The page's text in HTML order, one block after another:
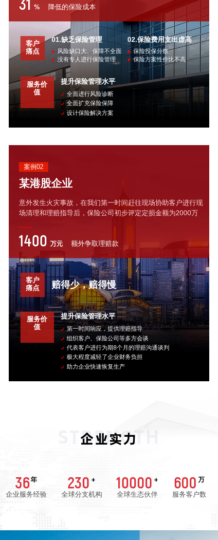
31 % 降低的保险成本
客户
痛点
01.缺乏保险管理
风险缺口大、保障不全面
没有专人进行保险管理
02.保险费用支出虚高
保险投保分散
保险方案性价比不高
服务价
值
提升保险管理水平
全面进行风险诊断
全面扩充保险保障
设计保险解决方案
案例02
某港股企业
意外发生火灾事故，在我们第一时间赶往现场协助客户进行现
场清理和理赔指导后，保险公司初步评定定损金额为2000万
1400 万元 额外争取理赔款
客户
痛点
赔得少，赔得慢
服务价
值
提升保险管理水平
第一时间响应，提供理赔指导
组织客户、保险公司等多方会谈
代表客户进行为期8个月的理赔沟通谈判
极大程度减轻了企业财务负担
助力企业快速恢复生产
STRENGTH
企业实力
36年
企业服务经验
230 +
全球分支机构
10000 +
全球生态伙伴
600 万
服务客户数